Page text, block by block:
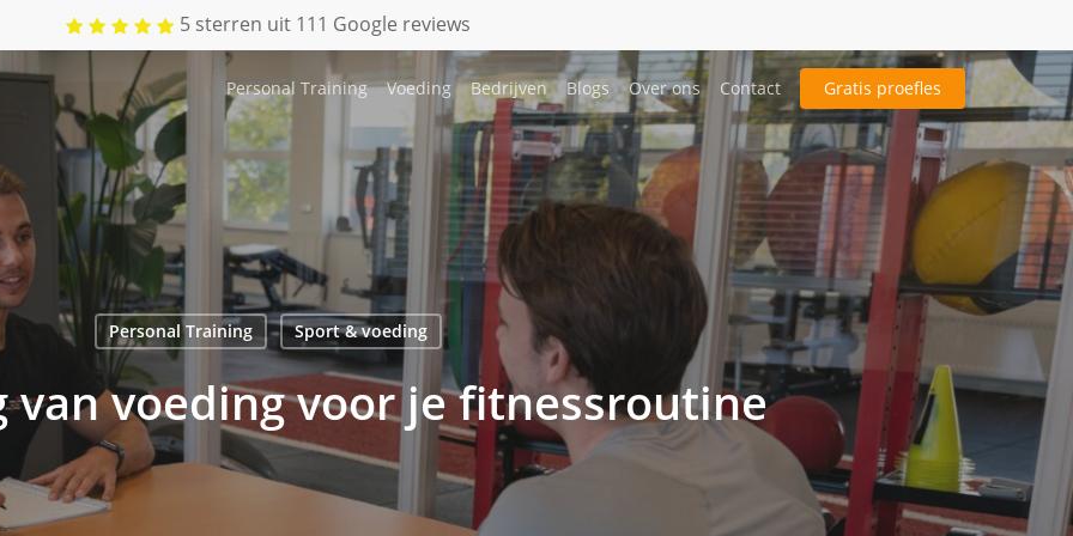
5 sterren uit 111 Google reviews
Personal Training Voeding Bedrijven Blogs Over ons Contact Gratis proefles
Personal Training Sport & voeding
van voeding voor je fitnessroutine